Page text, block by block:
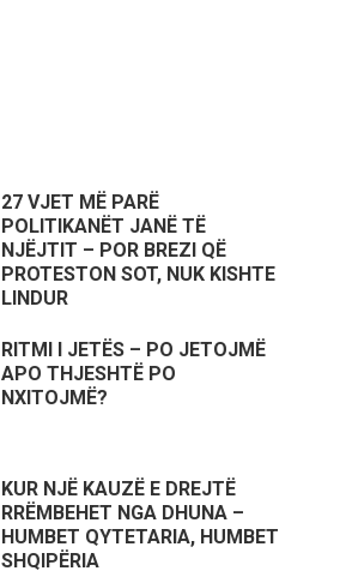
27 VJET MË PARË
POLITIKANËT JANË TË
NJËJTIT – POR BREZI QË
PROTESTON SOT, NUK KISHTE
LINDUR
RITMI I JETËS – PO JETOJMË
APO THJESHTË PO
NXITOJMË?
KUR NJË KAUZË E DREJTË
RRËMBEHET NGA DHUNA –
HUMBET QYTETARIA, HUMBET
SHQIPËRIA